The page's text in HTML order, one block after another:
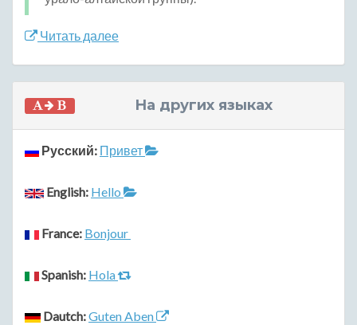
Читать далее
На других языках
Русский: Привет
English: Hello
France: Bonjour
Spanish: Hola
Dautch:Guten Aben